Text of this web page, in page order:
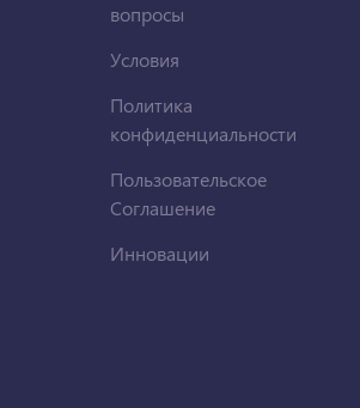
вопросы
Условия
Политика
конфиденциальности
Пользовательское
Соглашение
Инновации